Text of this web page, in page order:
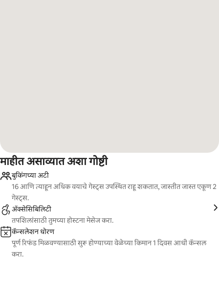
माहीत असाव्यात अशा गोष्टी
बुकिंगच्या अटी
16 आणि त्याहून अधिक वयाचे गेस्ट्स उपस्थित राहू शकतात, जास्तीत जास्त एकूण 2
गेस्ट्स.
ॲक्सेसिबिलिटी
तपशिलांसाठी तुमच्या होस्टना मेसेज करा.
कॅन्सलेशन धोरण
पूर्ण रिफंड मिळवण्यासाठी सुरू होण्याच्या वेळेच्या किमान 1 दिवस आधी कॅन्सल
करा.